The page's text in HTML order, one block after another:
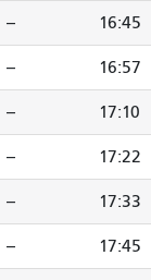
-- 16:45
-- 16:57
-- 17:10
-- 17:22
-- 17:33
-- 17:45